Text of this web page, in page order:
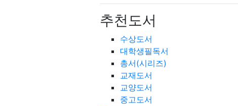
추천도서
수상도서
대학생필독서
총서(시리즈)
교재도서
교양도서
중고도서